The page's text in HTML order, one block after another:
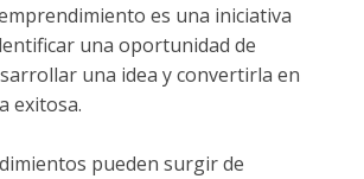
es una iniciativa
una oportunidad de
una idea y convertirla en
exitosa.
pueden surgir de